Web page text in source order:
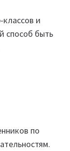
и
способ быть
по